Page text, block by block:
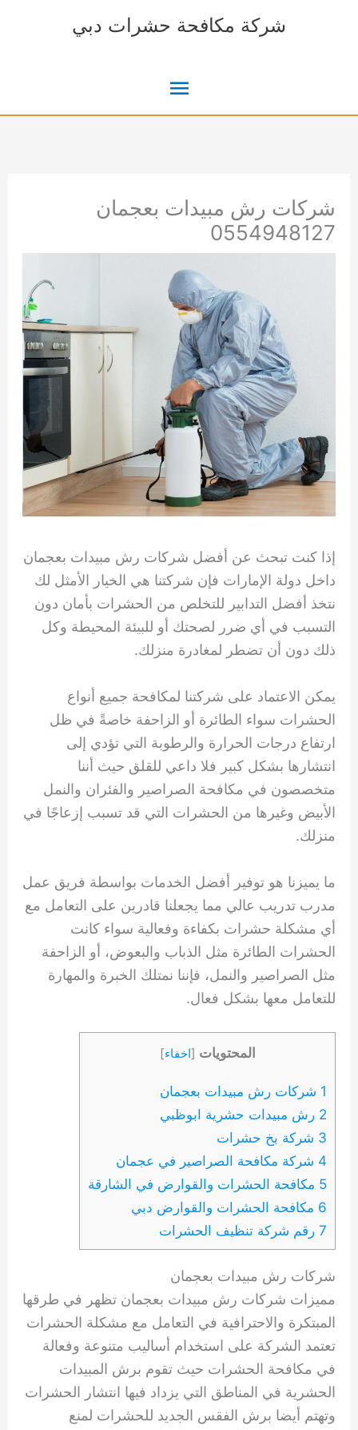
شركة مكافحة حشرات دبي
القائمة
شركات رش مبيدات بعجمان
0554948127
إذا كنت تبحث عن أفضل شركات رش مبيدات بعجمان
داخل دولة الإمارات فإن شركتنا هي الخيار الأمثل لك
نتخذ أفضل التدابير للتخلص من الحشرات بأمان دون
التسبب في أي ضرر لصحتك أو للبيئة المحيطة وكل
ذلك دون أن تضطر لمغادرة منزلك.
يمكن الاعتماد على شركتنا لمكافحة جميع أنواع
الحشرات سواء الطائرة أو الزاحفة خاصةً في ظل
ارتفاع درجات الحرارة والرطوبة التي تؤدي إلى
انتشارها بشكل كبير فلا داعي للقلق حيث أننا
متخصصون في مكافحة الصراصير والفئران والنمل
الأبيض وغيرها من الحشرات التي قد تسبب إزعاجًا في
منزلك.
ما يميزنا هو توفير أفضل الخدمات بواسطة فريق عمل
مدرب تدريب عالي مما يجعلنا قادرين على التعامل مع
أي مشكلة حشرات بكفاءة وفعالية سواء كانت
الحشرات الطائرة مثل الذباب والبعوض، أو الزاحفة
مثل الصراصير والنمل، فإننا نمتلك الخبرة والمهارة
للتعامل معها بشكل فعال.
المحتويات [اخفاء]
1 شركات رش مبيدات بعجمان
2 رش مبيدات حشرية ابوظبي
3 شركة بخ حشرات
4 شركة مكافحة الصراصير في عجمان
5 مكافحة الحشرات والقوارض في الشارقة
6 مكافحة الحشرات والقوارض دبي
7 رقم شركة تنظيف الحشرات
شركات رش مبيدات بعجمان
مميزات شركات رش مبيدات بعجمان تظهر في طرقها
المبتكرة والاحترافية في التعامل مع مشكلة الحشرات
تعتمد الشركة على استخدام أساليب متنوعة وفعالة
في مكافحة الحشرات حيث تقوم برش المبيدات
الحشرية في المناطق التي يزداد فيها انتشار الحشرات
وتهتم أيضا برش الفقس الجديد للحشرات لمنع